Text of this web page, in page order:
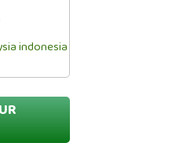
indonesia